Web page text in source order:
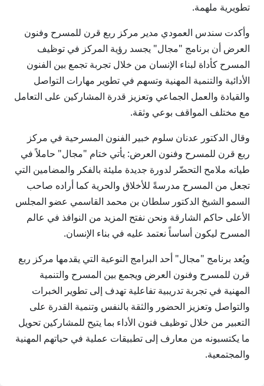
تطويرية ملهمة.
وأكدت سندس العمودي مدير مركز ربع قرن للمسرح وفنون
العرض أن برنامج "مجال" يجسد رؤية المركز في توظيف
المسرح كأداة لبناء الإنسان من خلال تجربة تجمع بين الفنون
الأدائية والتنمية المهنية وتسهم في تطوير مهارات التواصل
والقيادة والعمل الجماعي وتعزيز قدرة المشاركين على التعامل
مع مختلف المواقف بوعي وثقة.
وقال الدكتور عدنان سلوم خبير الفنون المسرحية في مركز
ربع قرن للمسرح وفنون العرض: يأتي ختام "مجال" حاملاً في
طياته ملامح التحضّر لدورة جديدة مليئة بالفكر والمضامين التي
تجعل من المسرح مدرسةً للأخلاق والحرية كما أراده صاحب
السمو الشيخ الدكتور سلطان بن محمد القاسمي عضو المجلس
الأعلى حاكم الشارقة ونحن نفتح المزيد من النوافذ في عالم
المسرح ليكون أساساً نعتمد عليه في بناء الإنسان.
ويُعد برنامج "مجال" أحد البرامج النوعية التي يقدمها مركز ربع
قرن للمسرح وفنون العرض ويجمع بين المسرح والتنمية
المهنية في تجربة تدريبية تفاعلية تهدف إلى تطوير الخبرات
والتواصل وتعزيز الحضور والثقة بالنفس وتنمية القدرة على
التعبير من خلال توظيف فنون الأداء بما يتيح للمشاركين تحويل
ما يكتسبونه من معارف إلى تطبيقات عملية في حياتهم المهنية
والمجتمعية.